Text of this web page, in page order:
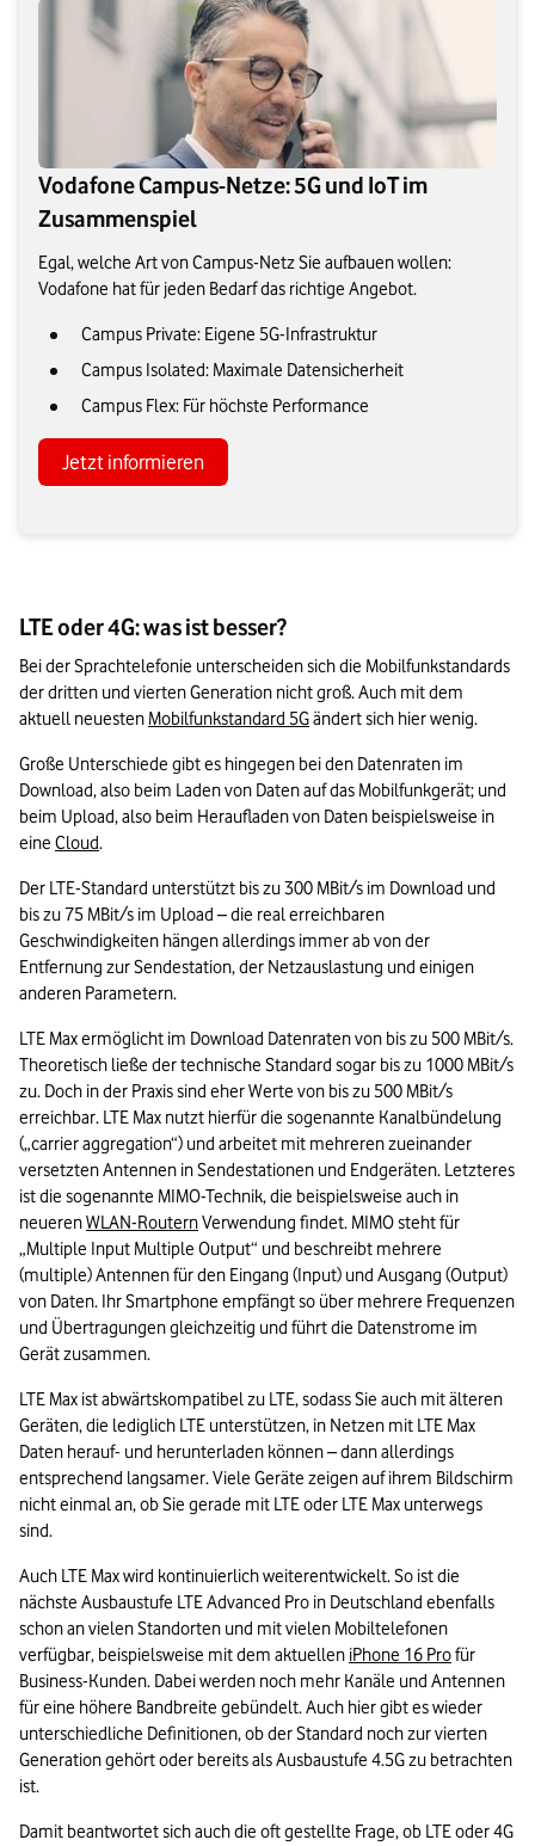
Vodafone Campus-Netze: 5G und IoT im
Zusammenspiel
Egal, welche Art von Campus-Netz Sie aufbauen wollen:
Vodafone hat für jeden Bedarf das richtige Angebot.
Campus Private: Eigene 5G-Infrastruktur
Campus Isolated: Maximale Datensicherheit
Campus Flex: Für höchste Performance
Jetzt informieren
LTE oder 4G: was ist besser?
Bei der Sprachtelefonie unterscheiden sich die Mobilfunkstandards
der dritten und vierten Generation nicht groß. Auch mit dem
aktuell neuesten Mobilfunkstandard 5G ändert sich hier wenig.
Große Unterschiede gibt es hingegen bei den Datenraten im
Download, also beim Laden von Daten auf das Mobilfunkgerät; und
beim Upload, also beim Heraufladen von Daten beispielsweise in
eine Cloud.
Der LTE-Standard unterstützt bis zu 300 MBit/s im Download und
bis zu 75 MBit/s im Upload – die real erreichbaren
Geschwindigkeiten hängen allerdings immer ab von der
Entfernung zur Sendestation, der Netzauslastung und einigen
anderen Parametern.
LTE Max ermöglicht im Download Datenraten von bis zu 500 MBit/s.
Theoretisch ließe der technische Standard sogar bis zu 1000 MBit/s
zu. Doch in der Praxis sind eher Werte von bis zu 500 MBit/s
erreichbar. LTE Max nutzt hierfür die sogenannte Kanalbündelung
(„carrier aggregation“) und arbeitet mit mehreren zueinander
versetzten Antennen in Sendestationen und Endgeräten. Letzteres
ist die sogenannte MIMO-Technik, die beispielsweise auch in
neueren WLAN-Routern Verwendung findet. MIMO steht für
„Multiple Input Multiple Output“ und beschreibt mehrere
(multiple) Antennen für den Eingang (Input) und Ausgang (Output)
von Daten. Ihr Smartphone empfängt so über mehrere Frequenzen
und Übertragungen gleichzeitig und führt die Datenstrome im
Gerät zusammen.
LTE Max ist abwärtskompatibel zu LTE, sodass Sie auch mit älteren
Geräten, die lediglich LTE unterstützen, in Netzen mit LTE Max
Daten herauf- und herunterladen können – dann allerdings
entsprechend langsamer. Viele Geräte zeigen auf ihrem Bildschirm
nicht einmal an, ob Sie gerade mit LTE oder LTE Max unterwegs
sind.
Auch LTE Max wird kontinuierlich weiterentwickelt. So ist die
nächste Ausbaustufe LTE Advanced Pro in Deutschland ebenfalls
schon an vielen Standorten und mit vielen Mobiltelefonen
verfügbar, beispielsweise mit dem aktuellen iPhone 16 Pro für
Business-Kunden. Dabei werden noch mehr Kanäle und Antennen
für eine höhere Bandbreite gebündelt. Auch hier gibt es wieder
unterschiedliche Definitionen, ob der Standard noch zur vierten
Generation gehört oder bereits als Ausbaustufe 4.5G zu betrachten
ist.
Damit beantwortet sich auch die oft gestellte Frage, ob LTE oder 4G